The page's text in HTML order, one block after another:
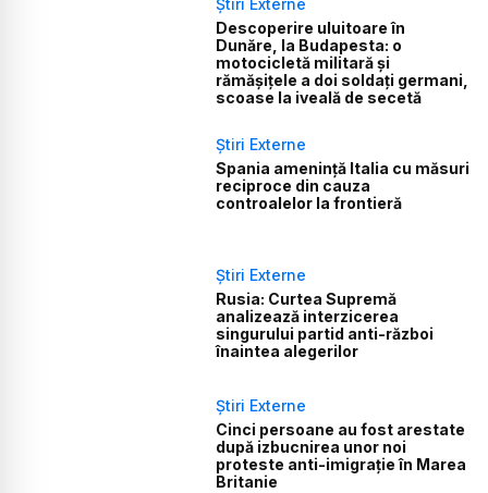
Descoperire uluitoare în
Dunăre, la Budapesta: o
motocicletă militară și
rămășițele a doi soldați germani,
scoase la iveală de secetă
Știri Externe
Spania amenință Italia cu măsuri
reciproce din cauza
controalelor la frontieră
Știri Externe
Rusia: Curtea Supremă
analizează interzicerea
singurului partid anti-război
înaintea alegerilor
Știri Externe
Cinci persoane au fost arestate
după izbucnirea unor noi
proteste anti-imigrație în Marea
Britanie